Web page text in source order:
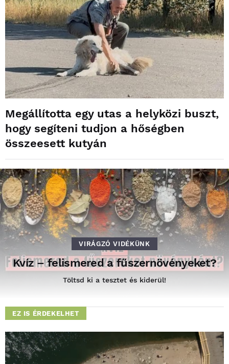
Megállította egy utas a helyközi buszt,
hogy segíteni tudjon a hőségben
összeesett kutyán
VIRÁGZÓ VIDÉKÜNK
Kvíz – felismered a fűszernövényeket?
Töltsd ki a tesztet és kiderül!
EZ IS ÉRDEKELHET